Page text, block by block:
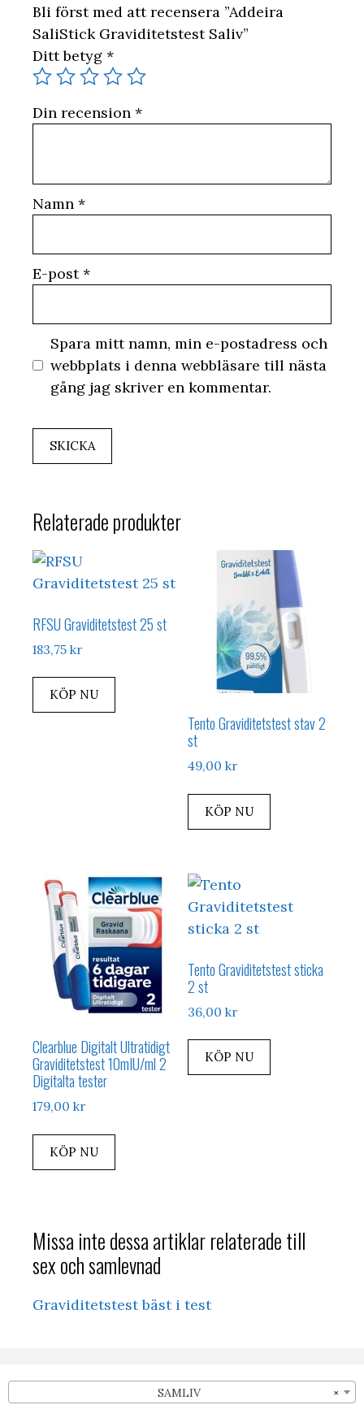
Bli först med att recensera ”Addeira
SaliStick Graviditetstest Saliv”
Ditt betyg *
Din recension *
Namn *
E-post*
Spara mitt namn, min e-postadress och
webbplats i denna webbläsare till nästa
gång jag skriver en kommentar.
Relaterade produkter
RFSU Graviditetstest 25 st
183,75 kr
KÖP NU
Tento Graviditetstest stav 2
st
49,00kr
KÖP NU
Clearblue Digitalt Ultratidigt
Graviditetstest 10mIU/ml 2
Digitalta tester
179,00 kr
KÖP NU
Tento Graviditetstest sticka
2 st
36,00kr
KÖP NU
Missa inte dessa artiklar relaterade till
sex och samlevnad
Graviditetstest bäst i test
×
SAMLIV